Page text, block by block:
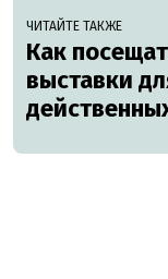
ЧИТАЙТЕ ТАКЖЕ
Как
выставки